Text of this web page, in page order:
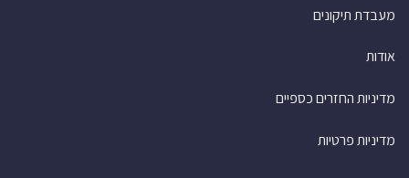
מעבדת תיקונים
אודות
מדיניות החזרים כספיים
מדיניות פרטיות